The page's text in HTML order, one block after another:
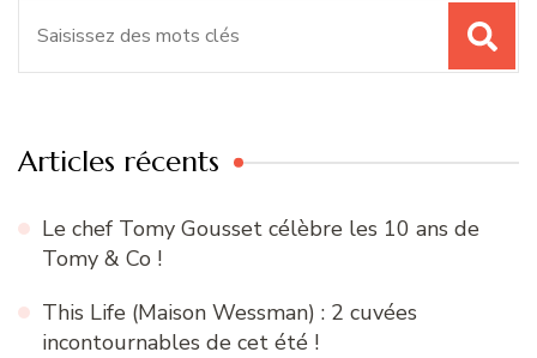
Articles récents
Le chef Tomy Gousset célèbre les 10 ans de
Tomy & Co !
This Life (Maison Wessman) : 2 cuvées
incontournables de cet été !